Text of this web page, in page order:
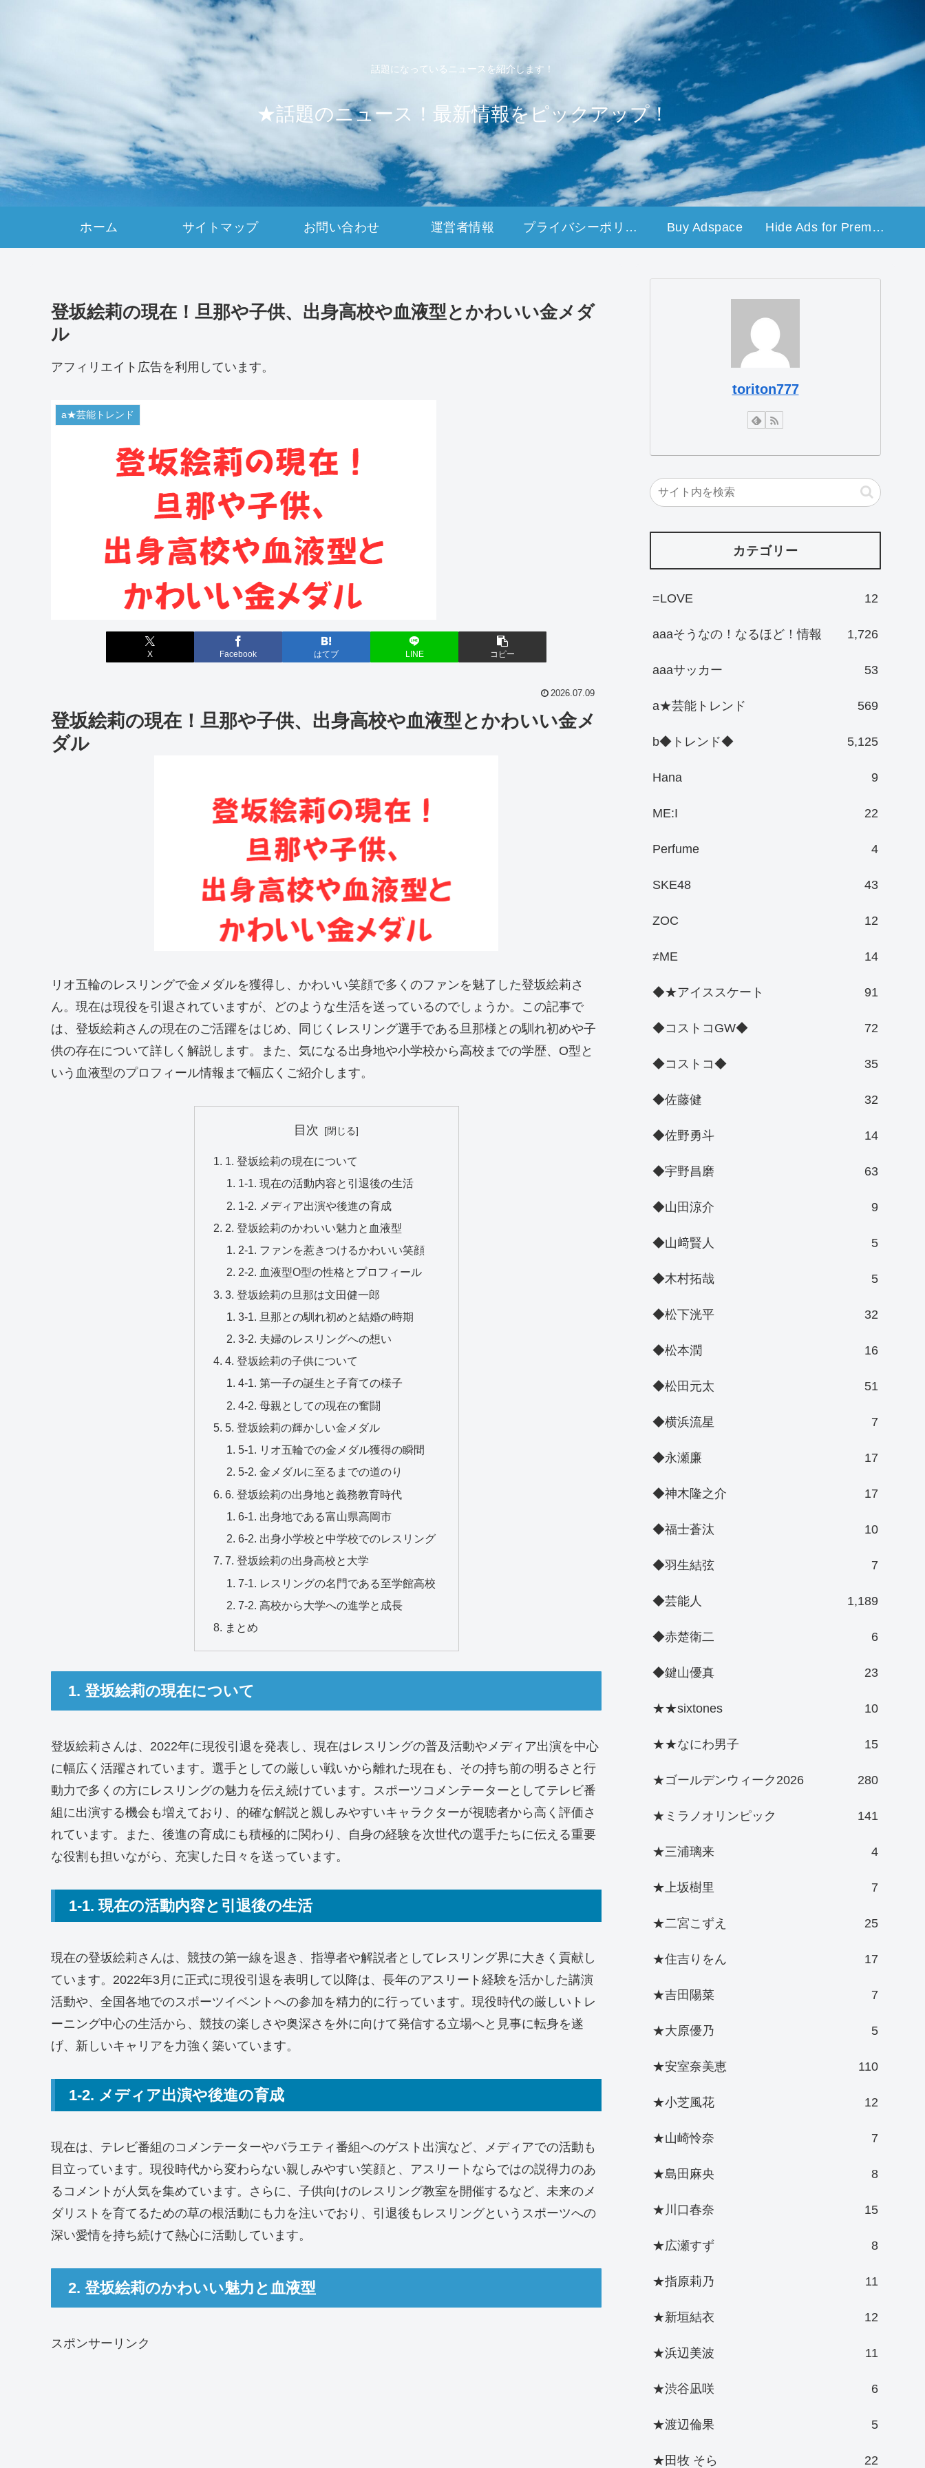
話題になっているニュースを紹介します！
★話題のニュース！最新情報をピックアップ！
ホーム サイトマップ お問い合わせ 運営者情報 プライバシーポリシー Buy Adspace Hide Ads for Premium Members
登坂絵莉の現在！旦那や子供、出身高校や血液型とかわいい金メダ
ル
アフィリエイト広告を利用しています。
a★芸能トレンド
X Facebook はてブ LINE コピー
2026.07.09
登坂絵莉の現在！旦那や子供、出身高校や血液型とかわいい金メ
ダル
リオ五輪のレスリングで金メダルを獲得し、かわいい笑顔で多くのファンを魅了した登坂絵莉さ
ん。現在は現役を引退されていますが、どのような生活を送っているのでしょうか。この記事で
は、登坂絵莉さんの現在のご活躍をはじめ、同じくレスリング選手である旦那様との馴れ初めや子
供の存在について詳しく解説します。また、気になる出身地や小学校から高校までの学歴、O型と
いう血液型のプロフィール情報まで幅広くご紹介します。
目次
1. 登坂絵莉の現在について
1-1. 現在の活動内容と引退後の生活
1-2. メディア出演や後進の育成
2. 登坂絵莉のかわいい魅力と血液型
2-1. ファンを惹きつけるかわいい笑顔
2-2. 血液型O型の性格とプロフィール
3. 登坂絵莉の旦那は文田健一郎
3-1. 旦那との馴れ初めと結婚の時期
3-2. 夫婦のレスリングへの想い
4. 登坂絵莉の子供について
4-1. 第一子の誕生と子育ての様子
4-2. 母親としての現在の奮闘
5. 登坂絵莉の輝かしい金メダル
5-1. リオ五輪での金メダル獲得の瞬間
5-2. 金メダルに至るまでの道のり
6. 登坂絵莉の出身地と義務教育時代
6-1. 出身地である富山県高岡市
6-2. 出身小学校と中学校でのレスリング
7. 登坂絵莉の出身高校と大学
7-1. レスリングの名門である至学館高校
7-2. 高校から大学への進学と成長
まとめ
1. 登坂絵莉の現在について
登坂絵莉さんは、2022年に現役引退を発表し、現在はレスリングの普及活動やメディア出演を中心
に幅広く活躍されています。選手としての厳しい戦いから離れた現在も、その持ち前の明るさと行
動力で多くの方にレスリングの魅力を伝え続けています。スポーツコメンテーターとしてテレビ番
組に出演する機会も増えており、的確な解説と親しみやすいキャラクターが視聴者から高く評価さ
れています。また、後進の育成にも積極的に関わり、自身の経験を次世代の選手たちに伝える重要
な役割も担いながら、充実した日々を送っています。
1-1. 現在の活動内容と引退後の生活
現在の登坂絵莉さんは、競技の第一線を退き、指導者や解説者としてレスリング界に大きく貢献し
ています。2022年3月に正式に現役引退を表明して以降は、長年のアスリート経験を活かした講演
活動や、全国各地でのスポーツイベントへの参加を精力的に行っています。現役時代の厳しいトレ
ーニング中心の生活から、競技の楽しさや奥深さを外に向けて発信する立場へと見事に転身を遂
げ、新しいキャリアを力強く築いています。
1-2. メディア出演や後進の育成
現在は、テレビ番組のコメンテーターやバラエティ番組へのゲスト出演など、メディアでの活動も
目立っています。現役時代から変わらない親しみやすい笑顔と、アスリートならではの説得力のあ
るコメントが人気を集めています。さらに、子供向けのレスリング教室を開催するなど、未来のメ
ダリストを育てるための草の根活動にも力を注いでおり、引退後もレスリングというスポーツへの
深い愛情を持ち続けて熱心に活動しています。
2. 登坂絵莉のかわいい魅力と血液型
スポンサーリンク
toriton777
カテゴリー
=LOVE 12
aaaそうなの！なるほど！情報 1,726
aaaサッカー 53
a★芸能トレンド 569
b◆トレンド◆ 5,125
Hana 9
ME:I 22
Perfume 4
SKE48 43
ZOC 12
≠ME 14
◆★アイススケート 91
◆コストコGW◆ 72
◆コストコ◆ 35
◆佐藤健 32
◆佐野勇斗 14
◆宇野昌磨 63
◆山田涼介 9
◆山﨑賢人 5
◆木村拓哉 5
◆松下洸平 32
◆松本潤 16
◆松田元太 51
◆横浜流星 7
◆永瀬廉 17
◆神木隆之介 17
◆福士蒼汰 10
◆羽生結弦 7
◆芸能人 1,189
◆赤楚衛二 6
◆鍵山優真 23
★★sixtones 10
★★なにわ男子 15
★ゴールデンウィーク2026 280
★ミラノオリンピック 141
★三浦璃来 4
★上坂樹里 7
★二宮こずえ 25
★住吉りをん 17
★吉田陽菜 7
★大原優乃 5
★安室奈美恵 110
★小芝風花 12
★山崎怜奈 7
★島田麻央 8
★川口春奈 15
★広瀬すず 8
★指原莉乃 11
★新垣結衣 12
★浜辺美波 11
★渋谷凪咲 6
★渡辺倫果 5
★田牧 そら 22